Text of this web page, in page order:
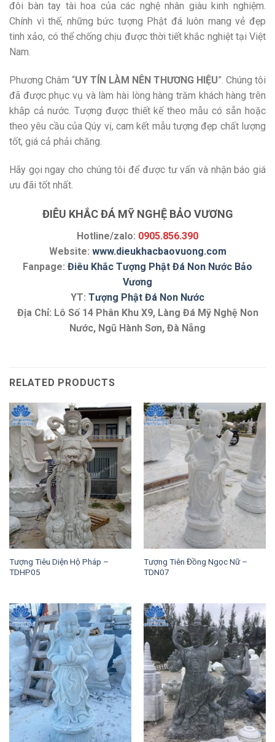
đôi bàn tay tài hoa của các nghệ nhân giàu kinh nghiệm.
Chính vì thế, những bức tượng Phật đá luôn mang vẻ đẹp
tinh xảo, có thể chống chịu được thời tiết khắc nghiệt tại Việt
Nam.
Phương Châm “UY TÍN LÀM NÊN THƯƠNG HIỆU”. Chúng tôi
đã được phục vụ và làm hài lòng hàng trăm khách hàng trên
khắp cả nước. Tượng được thiết kế theo mẫu có sẵn hoặc
theo yêu cầu của Qúy vị, cam kết mẫu tượng đẹp chất lượng
tốt, giá cả phải chăng.
Hãy gọi ngay cho chúng tôi để được tư vấn và nhận báo giá
ưu đãi tốt nhất.
ĐIÊU KHẮC ĐÁ MỸ NGHỆ BẢO VƯƠNG
Hotline/zalo: 0905.856.390
Website: www.dieukhacbaovuong.com
Fanpage: Điêu Khắc Tượng Phật Đá Non Nước Bảo
Vương
YT: Tượng Phật Đá Non Nước
Địa Chỉ: Lô Số 14 Phân Khu X9, Làng Đá Mỹ Nghệ Non
Nước, Ngũ Hành Sơn, Đà Nẵng
RELATED PRODUCTS
Tượng Tiêu Diện Hộ Pháp –
TDHP05
Tượng Tiên Đồng Ngọc Nữ –
TDN07